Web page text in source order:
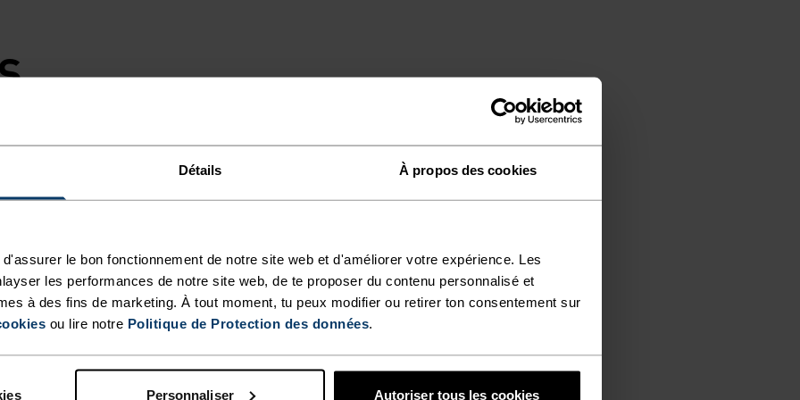
Détails À propos des cookies
le bon fonctionnement de notre site web et d'améliorer votre expérience. Les
les performances de notre site web, de te proposer du contenu personnalisé et
à des fins de marketing. À tout moment, tu peux modifier ou retirer ton consentement sur
ou lire notre Politique de Protection des données.
Personnaliser Autoriser tous les cookies
avec poche
garantie
régule
usine
jours
Odlo